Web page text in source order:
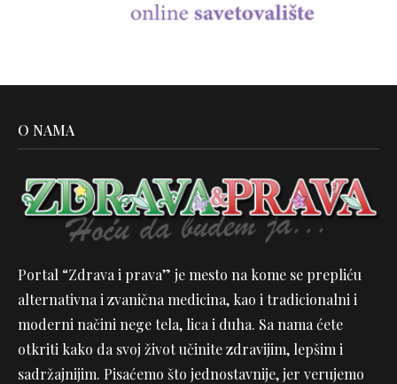
O NAMA
Portal “Zdrava i prava” je mesto na kome se prepliću
alternativna i zvanična medicina, kao i tradicionalni i
moderni načini nege tela, lica i duha. Sa nama ćete
otkriti kako da svoj život učinite zdravijim, lepšim i
sadržajnijim. Pisaćemo što jednostavnije, jer verujemo